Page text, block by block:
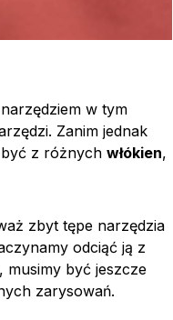
w tym
Zanim jednak
z różnych włókien,
zbyt tępe narzędzia
odciąć ją z
, musimy być jeszcze
zarysowań.